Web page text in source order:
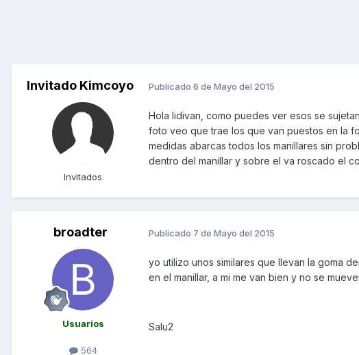
Invitado Kimcoyo
Invitados
Publicado 6 de Mayo del 2015
Hola lidivan, como puedes ver esos se
foto veo que trae los que van puestos en la
medidas abarcas todos los manillares sin
dentro del manillar y sobre el va roscado el
broadter
Usuarios
564
Publicado 7 de Mayo del 2015
yo utilizo unos similares que llevan la goma
en el manillar, a mi me van bien y no se
Salu2